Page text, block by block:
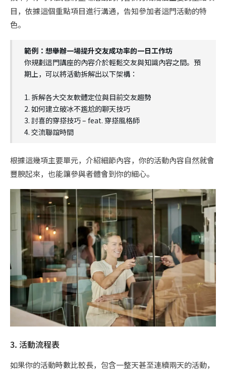
目，依據這個重點項目進行溝通，告知參加者這門活動的特
色。
範例：想舉辦一場提升交友成功率的一日工作坊
你規劃這門講座的內容介於輕鬆交友與知識內容之間。預
期上，可以將活動拆解出以下架構：
1. 拆解各大交友軟體定位與目前交友趨勢
2. 如何建立破冰不尷尬的聊天技巧
3. 討喜的穿搭技巧 – feat. 穿搭風格師
4. 交流聯誼時間
根據這幾項主要單元，介紹細節內容，你的活動內容自然就會
豐腴起來，也能讓參與者體會到你的細心。
3. 活動流程表
如果你的活動時數比較長，包含一整天甚至連續兩天的活動，